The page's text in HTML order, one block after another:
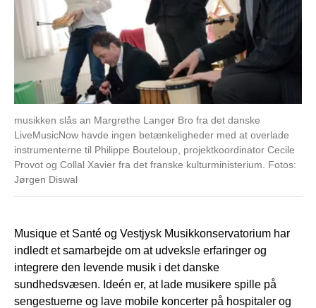
musikken slås an Margrethe Langer Bro fra det danske
LiveMusicNow havde ingen betænkeligheder med at overlade
instrumenterne til Philippe Bouteloup, projektkoordinator Cecile
Provot og Collal Xavier fra det franske kulturministerium. Fotos:
Jørgen Diswal
Musique et Santé og Vestjysk Musikkonservatorium har
indledt et samarbejde om at udveksle erfaringer og
integrere den levende musik i det danske
sundhedsvæsen. Ideén er, at lade musikere spille på
sengestuerne og lave mobile koncerter på hospitaler og